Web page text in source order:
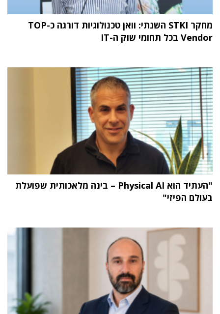
מחקר STKI השנתי: וואן טכנולוגיות דורגה כ-TOP
Vendor בכל תחומי שוק ה-IT
"העתיד הוא Physical AI – בינה מלאכותית שפועלת
בעולם הפיזי"